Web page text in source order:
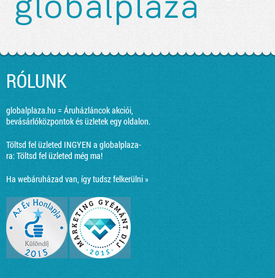
RÓLUNK
globalplaza.hu = Áruházláncok akciói,
bevásárlóközpontok és üzletek egy oldalon.
Töltsd fel üzleted INGYEN a globalplaza-
ra:Töltsd fel üzleted még ma!
Ha webáruházad van, így tudsz felkerülni »